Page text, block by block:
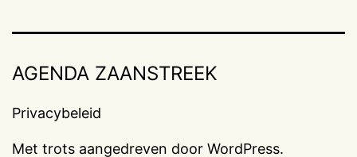
AGENDA ZAANSTREEK
Privacybeleid
Met trots aangedreven door WordPress.